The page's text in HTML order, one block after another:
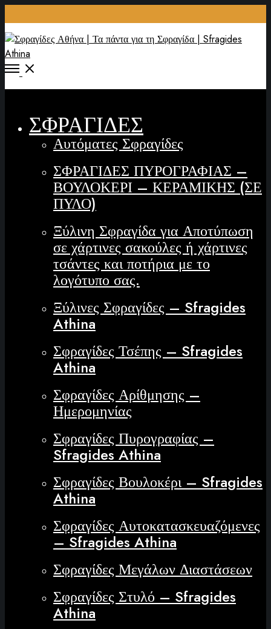
ΣΦΡΑΓΙΔΕΣ
Αυτόματες Σφραγίδες
ΣΦΡΑΓΙΔΕΣ ΠΥΡΟΓΡΑΦΙΑΣ –
ΒΟΥΛΟΚΕΡΙ – ΚΕΡΑΜΙΚΗΣ (ΣΕ
ΠΥΛΟ)
Ξύλινη Σφραγίδα για Αποτύπωση
σε χάρτινες σακούλες ή χάρτινες
τσάντες και ποτήρια με το
λογότυπο σας.
Ξύλινες Σφραγίδες – Sfragides
Athina
Σφραγίδες Τσέπης – Sfragides
Athina
Σφραγίδες Αρίθμησης –
Ημερομηνίας
Σφραγίδες Πυρογραφίας –
Sfragides Athina
Σφραγίδες Βουλοκέρι – Sfragides
Athina
Σφραγίδες Αυτοκατασκευαζόμενες
– Sfragides Athina
Σφραγίδες Μεγάλων Διαστάσεων
Σφραγίδες Στυλό – Sfragides
Athina